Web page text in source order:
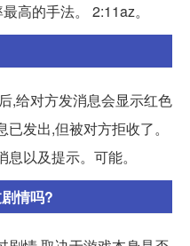
高的手法。 2:11az。
,给对方发消息会显示红色
发出,但被对方拒收了。
以及提示。可能。
情吗?